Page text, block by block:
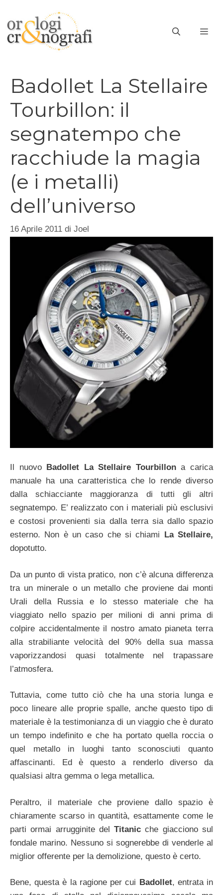
contenuto
Badollet La Stellaire
Tourbillon: il
segnatempo che
racchiude la magia
(e i metalli)
dell’universo
16 Aprile 2011 di Joel
Il nuovoBadollet La Stellaire Tourbillona carica
manuale ha una caratteristica che lo rende diverso
dalla schiacciante maggioranza di tutti gli altri
segnatempo. E’ realizzato con i materiali più esclusivi
e costosi provenienti sia dalla terra sia dallo spazio
esterno. Non è un caso che si chiami
La Stellaire,
dopotutto.
Da un punto di vista pratico, non c’è alcuna differenza
tra un minerale o un metallo che proviene dai monti
Urali della Russia e lo stesso materiale che ha
viaggiato nello spazio per milioni di anni prima di
colpire accidentalmente il nostro amato pianeta terra
alla strabiliante velocità del 90% della sua massa
vaporizzandosi quasi totalmente nel trapassare
l’atmosfera.
Tuttavia, come tutto ciò che ha una storia lunga e
poco lineare alle proprie spalle, anche questo tipo di
materiale è la testimonianza di un viaggio che è durato
un tempo indefinito e che ha portato quella roccia o
quel metallo in luoghi tanto sconosciuti quanto
affascinanti. Ed è questo a renderlo diverso da
qualsiasi altra gemma o lega metallica.
Peraltro, il materiale che proviene dallo spazio è
chiaramente scarso in quantità, esattamente come le
parti ormai arrugginite delTitanicche giacciono sul
fondale marino. Nessuno si sognerebbe di venderle al
miglior offerente per la demolizione, questo è certo.
Bene, questa è la ragione per cui Badollet, entrata in